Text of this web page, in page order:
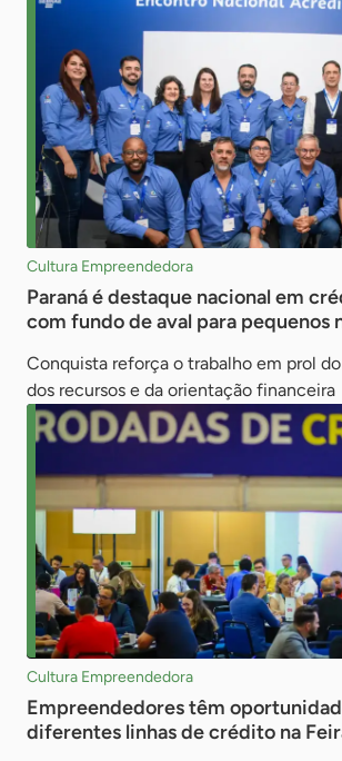
Cultura Empreendedora
Paraná é destaque nacional em
com fundo de aval para pequenos
Conquista reforça o trabalho em prol
dos recursos e da orientação financeira
Cultura Empreendedora
Empreendedores têm
diferentes linhas de crédito na